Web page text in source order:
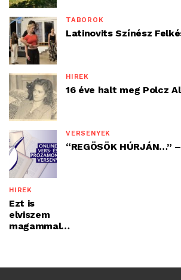
TÁBOROK
Latinovits Színész
HÍREK
16 éve halt meg Polcz
VERSENYEK
“REGÖSÖK HÚRJÁN…”
HÍREK
Ezt is
elviszem
magammal…